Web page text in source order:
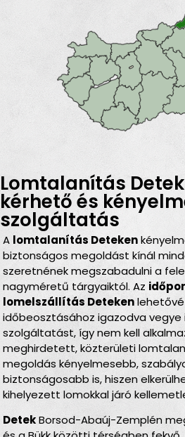
Lomtalanítás
kérhető és
szolgáltatás
A lomtalanítás Deteken
biztonságos megoldást kínál
szeretnének megszabadulni a
nagyméretű tárgyaiktól. Az
lomelszállítás Deteken
időbeosztásához igazodva vegye
szolgáltatást, így nem kell
meghirdetett, közterületi
megoldás kényelmesebb,
biztonságosabb is, hiszen
kihelyezett lomokkal járó
DetekBorsod-Abaúj-Zemplén